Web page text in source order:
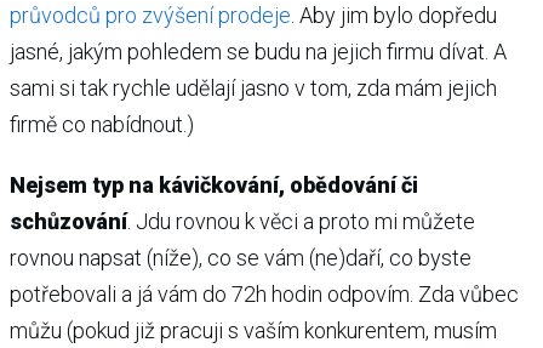
průvodců pro zvýšení prodeje . Aby jim bylo dopředu
jasné, jakým pohledem se budu na jejich firmu dívat. A
sami si tak rychle udělají jasno v tom, zda mám jejich
firmě co nabídnout.)
Nejsem typ na kávičkování, obědování či
schůzování. Jdu rovnou k věci a proto mi můžete
rovnou napsat (níže), co se vám (ne)daří, co byste
potřebovali a já vám do 72h hodin odpovím. Zda vůbec
můžu (pokud již pracuji s vaším konkurentem, musím